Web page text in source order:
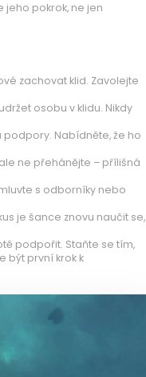
jeho pokrok, ne jen
zachovat klid. Zavolejte
osobu v klidu. Nikdy
Nabídněte, že ho
ne přehánějte – přílišná
s odborníky nebo
je šance znovu naučit se,
podpořit. Staňte se tím,
být první krok k